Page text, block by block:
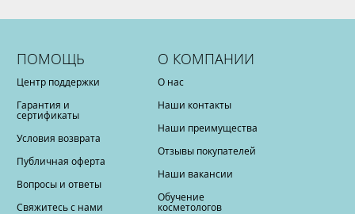
ПОМОЩЬ
Центр поддержки
Гарантия и
сертификаты
Условия возврата
Публичная оферта
Вопросы и ответы
Свяжитесь с нами
О КОМПАНИИ
О нас
Наши контакты
Наши преимущества
Отзывы покупателей
Наши вакансии
Обучение
косметологов